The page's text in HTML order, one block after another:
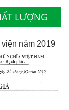
LƯỢNG
năm 2019